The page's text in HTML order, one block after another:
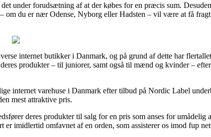
under forudsætning af at der købes for en præcis sum.
du er nær Odense, Nyborg eller Hadsten – vil være at få
internet butikker i Danmark, og på grund af dette har
produkter – til juniorer, samt også til mænd og kvinder –
internet varehuse i Danmark efter tilbud på Nordic Label
mest attraktive pris.
deres produkter til salg for en pris som anses for umådelig
imidlertid omfavnet af en orden, som assisterer os imod fup